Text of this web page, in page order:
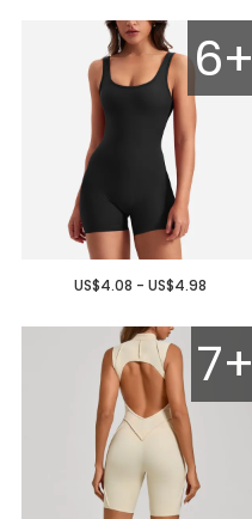
6+
US$4.08 - US$4.98
7+